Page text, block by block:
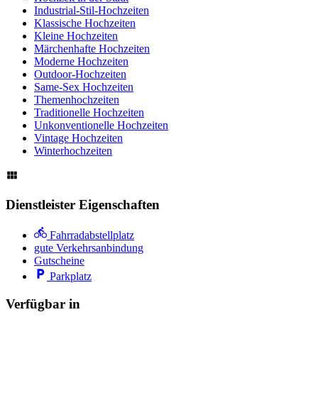
Industrial-Stil-Hochzeiten
Klassische Hochzeiten
Kleine Hochzeiten
Märchenhafte Hochzeiten
Moderne Hochzeiten
Outdoor-Hochzeiten
Same-Sex Hochzeiten
Themenhochzeiten
Traditionelle Hochzeiten
Unkonventionelle Hochzeiten
Vintage Hochzeiten
Winterhochzeiten
Dienstleister Eigenschaften
Fahrradabstellplatz
gute Verkehrsanbindung
Gutscheine
Parkplatz
Verfügbar in